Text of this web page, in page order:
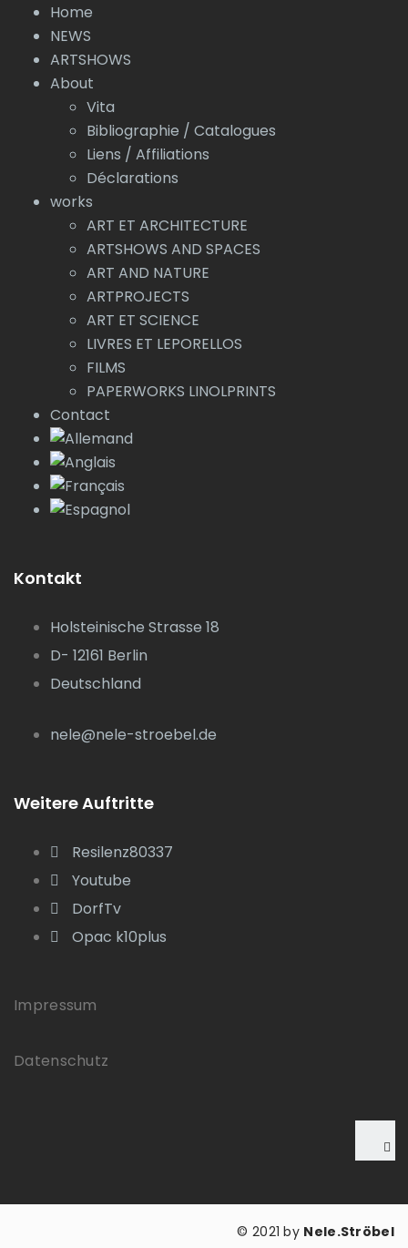
Home
NEWS
ARTSHOWS
About
Vita
Bibliographie / Catalogues
Liens / Affiliations
Déclarations
works
ART ET ARCHITECTURE
ARTSHOWS AND SPACES
ART AND NATURE
ARTPROJECTS
ART ET SCIENCE
LIVRES ET LEPORELLOS
FILMS
PAPERWORKS LINOLPRINTS
Contact
Kontakt
Holsteinische Strasse 18
D- 12161 Berlin
Deutschland
nele@nele-stroebel.de
Weitere Auftritte
Resilenz80337
Youtube
DorfTv
Opac k10plus
Impressum
Datenschutz
© 2021 by Nele.Ströbel